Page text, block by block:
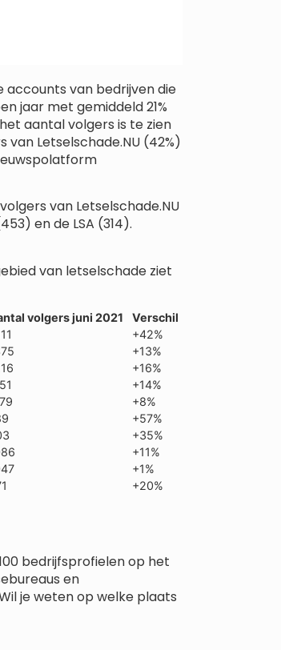
accounts van bedrijven die
jaar met gemiddeld 21%
aantal volgers is te zien
Letselschade.NU (42%)
van Letselschade.NU
en de LSA (314).
van letselschade ziet
volgers juni 2021
Verschil
+42%
+13%
+16%
+14%
+8%
+57%
+35%
+11%
+1%
+20%
bedrijfsprofielen op het
en
je weten op welke plaats